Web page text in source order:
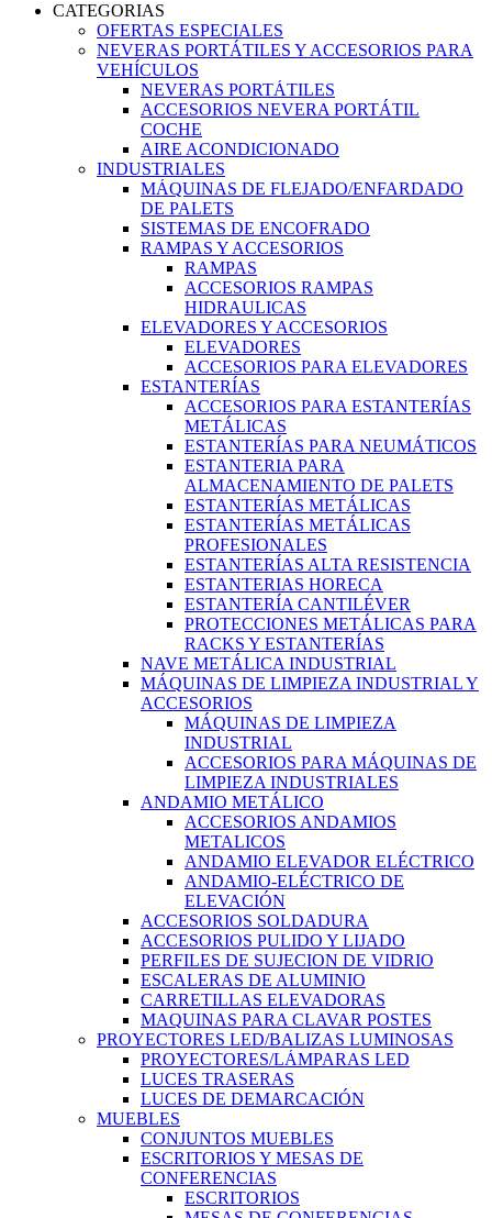
CATEGORIAS
OFERTAS ESPECIALES
NEVERAS PORTÁTILES Y ACCESORIOS PARA
VEHÍCULOS
NEVERAS PORTÁTILES
ACCESORIOS NEVERA PORTÁTIL
COCHE
AIRE ACONDICIONADO
INDUSTRIALES
MÁQUINAS DE FLEJADO/ENFARDADO
DE PALETS
SISTEMAS DE ENCOFRADO
RAMPAS Y ACCESORIOS
RAMPAS
ACCESORIOS RAMPAS
HIDRAULICAS
ELEVADORES Y ACCESORIOS
ELEVADORES
ACCESORIOS PARA ELEVADORES
ESTANTERÍAS
ACCESORIOS PARA ESTANTERÍAS
METÁLICAS
ESTANTERÍAS PARA NEUMÁTICOS
ESTANTERIA PARA
ALMACENAMIENTO DE PALETS
ESTANTERÍAS METÁLICAS
ESTANTERÍAS METÁLICAS
PROFESIONALES
ESTANTERÍAS ALTA RESISTENCIA
ESTANTERIAS HORECA
ESTANTERÍA CANTILÉVER
PROTECCIONES METÁLICAS PARA
RACKS Y ESTANTERÍAS
NAVE METÁLICA INDUSTRIAL
MÁQUINAS DE LIMPIEZA INDUSTRIAL Y
ACCESORIOS
MÁQUINAS DE LIMPIEZA
INDUSTRIAL
ACCESORIOS PARA MÁQUINAS DE
LIMPIEZA INDUSTRIALES
ANDAMIO METÁLICO
ACCESORIOS ANDAMIOS
METALICOS
ANDAMIO ELEVADOR ELÉCTRICO
ANDAMIO-ELÉCTRICO DE
ELEVACIÓN
ACCESORIOS SOLDADURA
ACCESORIOS PULIDO Y LIJADO
PERFILES DE SUJECION DE VIDRIO
ESCALERAS DE ALUMINIO
CARRETILLAS ELEVADORAS
MAQUINAS PARA CLAVAR POSTES
PROYECTORES LED/BALIZAS LUMINOSAS
PROYECTORES/LÁMPARAS LED
LUCES TRASERAS
LUCES DE DEMARCACIÓN
MUEBLES
CONJUNTOS MUEBLES
ESCRITORIOS Y MESAS DE
CONFERENCIAS
ESCRITORIOS